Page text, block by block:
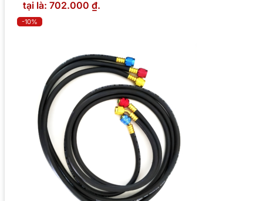
tại là: 702.000 ₫.
-10%